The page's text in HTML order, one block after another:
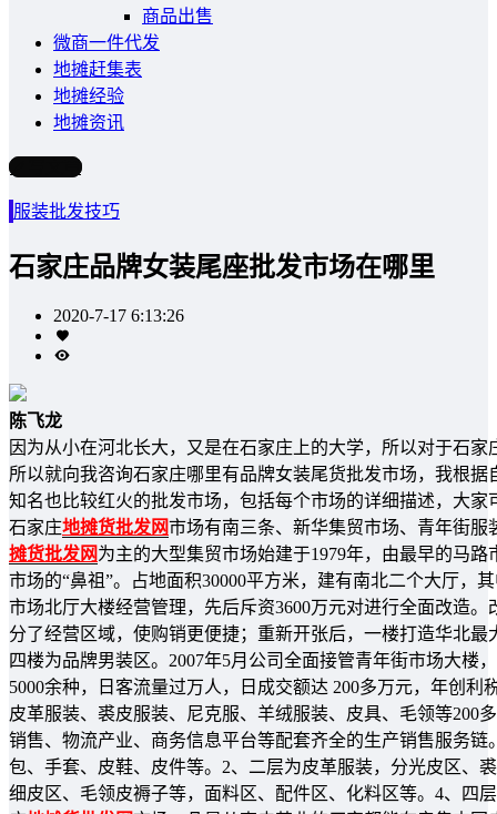
商品出售
微商一件代发
地摊赶集表
地摊经验
地摊资讯
写文章
服装批发技巧
石家庄品牌女装尾座批发市场在哪里
2020-7-17 6:13:26
陈飞龙
因为从小在河北长大，又是在石家庄上的大学，所以对于石
所以就向我咨询石家庄哪里有品牌女装尾货批发市场，我根
知名也比较红火的批发市场，包括每个市场的详细描述，大家
石家庄地摊货批发网市场有南三条、新华集贸市场、青年街
摊货批发网为主的大型集贸市场始建于1979年，由最早的马
市场的“鼻祖”。占地面积30000平方米，建有南北二个大厅，
市场北厅大楼经营管理，先后斥资3600万元对进行全面改造。
分了经营区域，使购销更便捷；重新开张后，一楼打造华北
四楼为品牌男装区。2007年5月公司全面接管青年街市场大楼
5000余种，日客流量过万人，日成交额达 200多万元，年创利
皮革服装、裘皮服装、尼克服、羊绒服装、皮具、毛领等200
销售、物流产业、商务信息平台等配套齐全的生产销售服务
包、手套、皮鞋、皮件等。2、二层为皮革服装，分光皮区、
细皮区、毛领皮褥子等，面料区、配件区、化料区等。4、四